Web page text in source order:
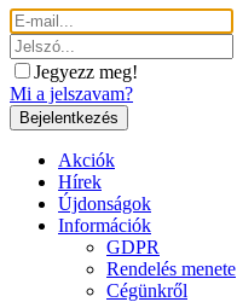
Jegyezz meg!
Mi a jelszavam?
Akciók
Hírek
Újdonságok
Információk
GDPR
Rendelés menete
Cégünkről